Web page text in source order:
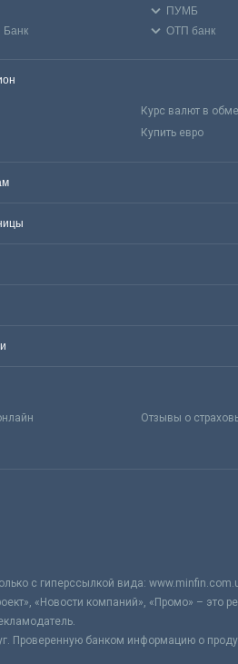
ПУМБ
ОТП банк
Курс валют в
Купить евро
Отзывы о
с гиперссылкой вида:
«Новости компаний», «Промо» – это
Проверенную банком информацию о